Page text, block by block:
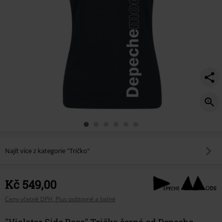
Najít více z kategorie "Tričko"
Kč 549,00
Ceny včetně DPH, Plus poštovné a balné